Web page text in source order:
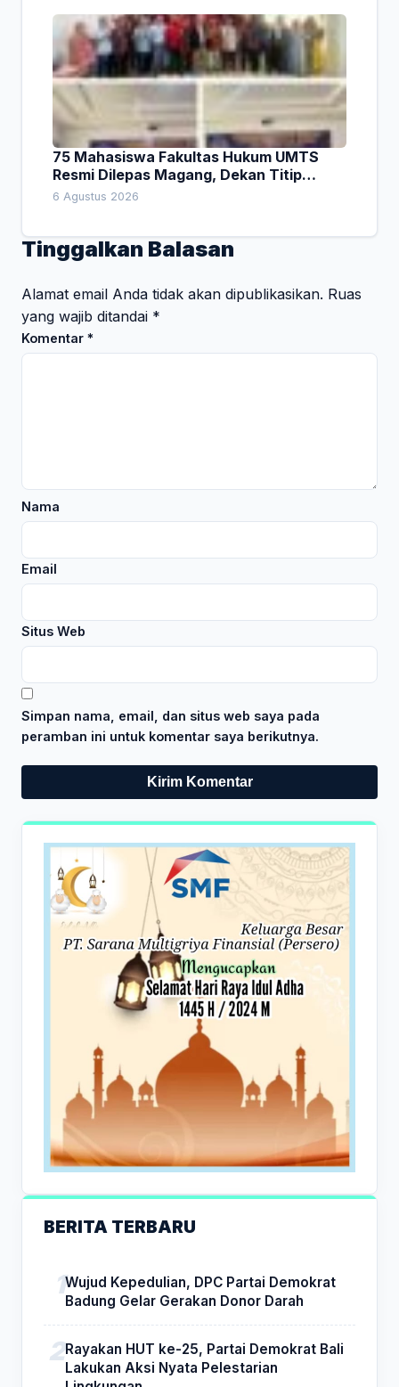
75 Mahasiswa Fakultas Hukum UMTS
Resmi Dilepas Magang, Dekan Titip
Empat Pesan Penting
6 Agustus 2026
Tinggalkan Balasan
Alamat email Anda tidak akan dipublikasikan. Ruas
yang wajib ditandai *
Komentar *
Nama
Email
Situs Web
Simpan nama, email, dan situs web saya pada
peramban ini untuk komentar saya berikutnya.
BERITA TERBARU
Wujud Kepedulian, DPC Partai Demokrat
Badung Gelar Gerakan Donor Darah
Rayakan HUT ke-25, Partai Demokrat Bali
Lakukan Aksi Nyata Pelestarian